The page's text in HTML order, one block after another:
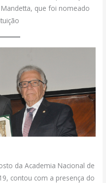
que foi nomeado
da Academia Nacional de
contou com a presença do